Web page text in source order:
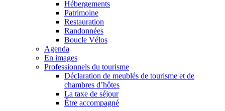
Hébergements
Patrimoine
Restauration
Randonnées
Boucle Vélos
Agenda
En images
Professionnels du tourisme
Déclaration de meublés de tourisme et de
chambres d’hôtes
La taxe de séjour
Être accompagné